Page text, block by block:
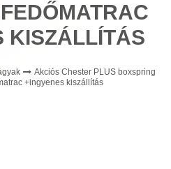
KISZÁLLÍTÁS
Akciós Chester PLUS boxspring
+ingyenes kiszállítás